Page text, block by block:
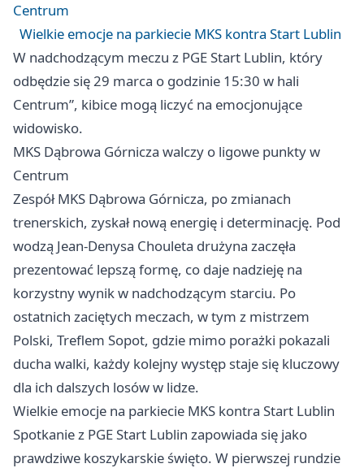
Centrum
Wielkie emocje na parkiecie MKS kontra Start Lublin
W nadchodzącym meczu z PGE Start Lublin, który
odbędzie się 29 marca o godzinie 15:30 w hali
Centrum”, kibice mogą liczyć na emocjonujące
widowisko.
MKS Dąbrowa Górnicza walczy o ligowe punkty w
Centrum
Zespół MKS Dąbrowa Górnicza, po zmianach
trenerskich, zyskał nową energię i determinację. Pod
wodzą Jean-Denysa Chouleta drużyna zaczęła
prezentować lepszą formę, co daje nadzieję na
korzystny wynik w nadchodzącym starciu. Po
ostatnich zaciętych meczach, w tym z mistrzem
Polski, Treflem Sopot, gdzie mimo porażki pokazali
ducha walki, każdy kolejny występ staje się kluczowy
dla ich dalszych losów w lidze.
Wielkie emocje na parkiecie MKS kontra Start Lublin
Spotkanie z PGE Start Lublin zapowiada się jako
prawdziwe koszykarskie święto. W pierwszej rundzie